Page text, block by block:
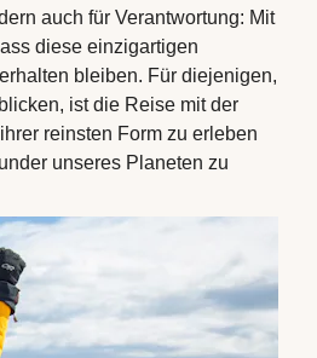
auch für Verantwortung: Mit
diese einzigartigen
bleiben. Für diejenigen,
ist die Reise mit der
reinsten Form zu erleben
unseres Planeten zu